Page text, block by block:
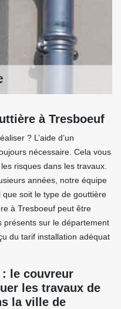
à Tresboeuf
? L’aide d’un
nécessaire. Cela vous
risques dans les travaux.
années, notre équipe
soit le type de gouttière
à Tresboeuf peut être
présents sur le département
du tarif installation adéquat
le couvreur
les travaux de
la ville de